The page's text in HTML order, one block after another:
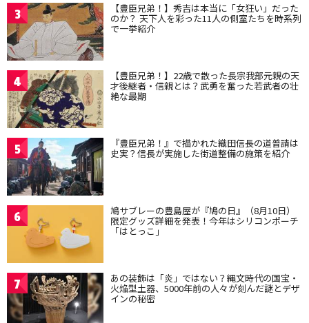
3 【豊臣兄弟！】秀吉は本当に「女狂い」だった
のか？ 天下人を彩った11人の側室たちを時系列
で一挙紹介
4 【豊臣兄弟！】22歳で散った長宗我部元親の天
才後継者・信親とは？武勇を奮った若武者の壮
絶な最期
5 『豊臣兄弟！』で描かれた織田信長の道普請は
史実？信長が実施した街道整備の施策を紹介
6 鳩サブレーの豊島屋が『鳩の日』（8月10日）
限定グッズ詳細を発表！今年はシリコンポーチ
「はとっこ」
7 あの装飾は「炎」ではない？縄文時代の国宝・
火焔型土器、5000年前の人々が刻んだ謎とデザ
インの秘密